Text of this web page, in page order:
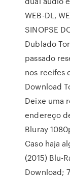
WEB-DL,
SINOPSE
Dublado
passado
nos recifes
Download
Deixe uma
endereço
Bluray
Caso haja
(2015) Blu-
Download;